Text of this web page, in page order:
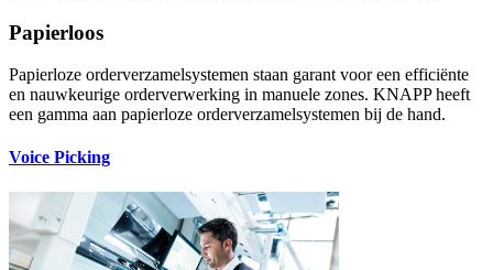
Papierloos
Papierloze orderverzamelsystemen staan garant voor een efficiënte
en nauwkeurige orderverwerking in manuele zones. KNAPP heeft
een gamma aan papierloze orderverzamelsystemen bij de hand.
Voice Picking